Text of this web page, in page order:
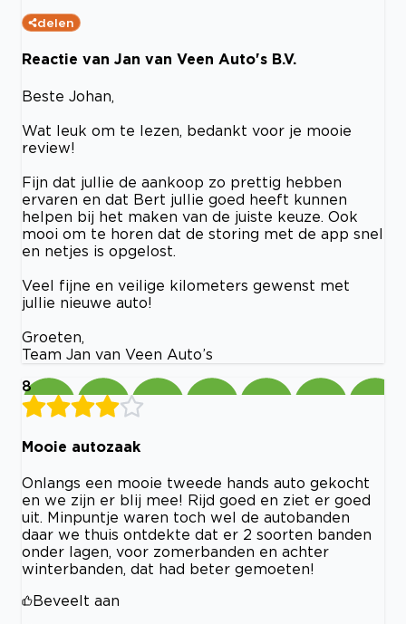
delen
Reactie van Jan van Veen Auto's B.V.
Beste Johan,
Wat leuk om te lezen, bedankt voor je mooie
review!
Fijn dat jullie de aankoop zo prettig hebben
ervaren en dat Bert jullie goed heeft kunnen
helpen bij het maken van de juiste keuze. Ook
mooi om te horen dat de storing met de app snel
en netjes is opgelost.
Veel fijne en veilige kilometers gewenst met
jullie nieuwe auto!
Groeten,
Team Jan van Veen Auto’s
8
Mooie autozaak
Onlangs een mooie tweede hands auto gekocht
en we zijn er blij mee! Rijd goed en ziet er goed
uit. Minpuntje waren toch wel de autobanden
daar we thuis ontdekte dat er 2 soorten banden
onder lagen, voor zomerbanden en achter
winterbanden, dat had beter gemoeten!
Beveelt aan